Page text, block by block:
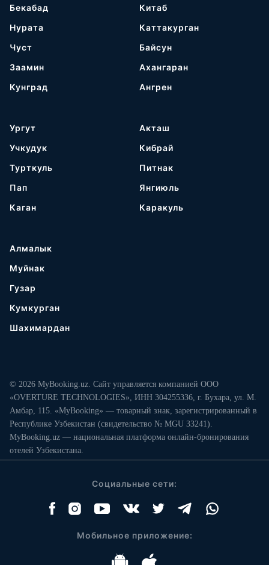
Бекабад
Нурата
Чуст
Заамин
Кунград
Китаб
Каттакурган
Байсун
Ахангаран
Ангрен
Ургут
Учкудук
Турткуль
Пап
Каган
Акташ
Кибрай
Питнак
Янгиюль
Каракуль
Алмалык
Муйнак
Гузар
Кумкурган
Шахимардан
© 2026 MyBooking.uz. Сайт управляется компанией ООО
«OVERTURE TECHNOLOGIES», ИНН 304255336, г. Бухара, ул. М.
Амбар, 115. «MyBooking» — товарный знак, зарегистрированный в
Республике Узбекистан (свидетельство № MGU 33241).
MyBooking.uz — национальная платформа онлайн-бронирования
отелей Узбекистана.
Социальные сети:
Мобильное приложение: